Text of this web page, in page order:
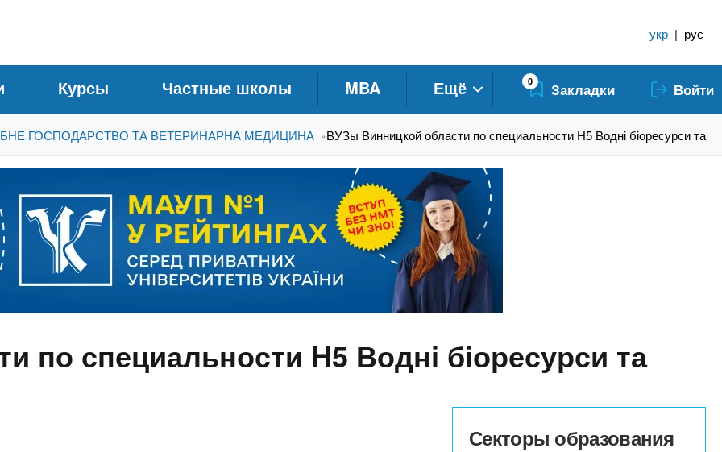
укр | рус
Курсы Частные школы MBA Ещё 0 Закладки Войти
ГОСПОДАРСТВО ТА ВЕТЕРИНАРНА МЕДИЦИНА »ВУЗы Винницкой области по специальности H5 Водні біоресурси та
по специальности H5 Водні біоресурси та
Секторы образования